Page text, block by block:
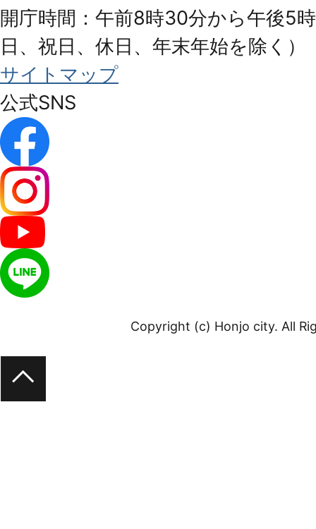
開庁時間：午前8時30分から午後5
日、祝日、休日、年末年始を除く）
サイトマップ
公式SNS
Copyright (c) Honjo city. All